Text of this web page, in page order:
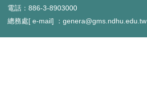
相片集錦
電話：886-3-8903000
總務處[ e-mail] ：genera@gms.ndhu.edu.tw